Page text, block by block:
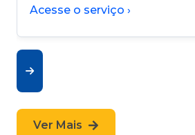
Acesse o serviço ›
Ver Mais